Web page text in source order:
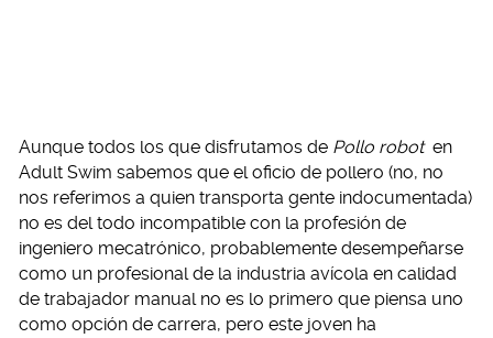
Aunque todos los que disfrutamos de Pollo robot en
Adult Swim sabemos que el oficio de pollero (no, no
nos referimos a quien transporta gente indocumentada)
no es del todo incompatible con la profesión de
ingeniero mecatrónico, probablemente desempeñarse
como un profesional de la industria avícola en calidad
de trabajador manual no es lo primero que piensa uno
como opción de carrera, pero este joven ha